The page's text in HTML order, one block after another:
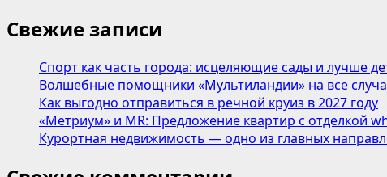
чудо»
за
млн
рублей!
Свежие записи
Спорт как часть города: исцеляющие сады и лучше
Волшебные помощники «Мультиландии» на все
Как выгодно отправиться в речной круиз в 2027 году
«Метриум» и MR: Предложение квартир с отделкой
Курортная недвижимость — одно из главных